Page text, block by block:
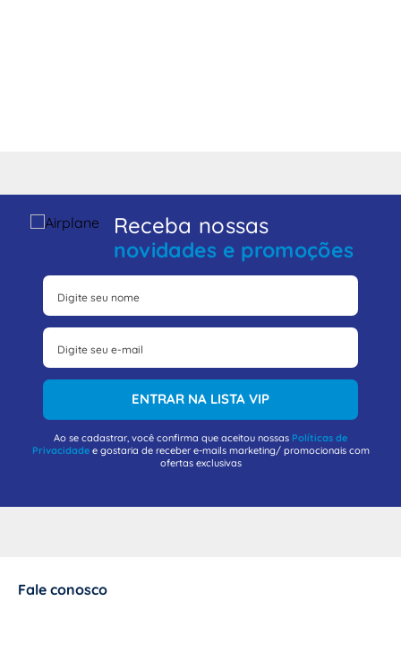
Receba nossas
novidades e promoções
ENTRAR NA LISTA VIP
Ao se cadastrar, você confirma que aceitou nossas Políticas de
Privacidadee gostaria de receber e-mails marketing/ promocionais com
ofertas exclusivas
Fale conosco